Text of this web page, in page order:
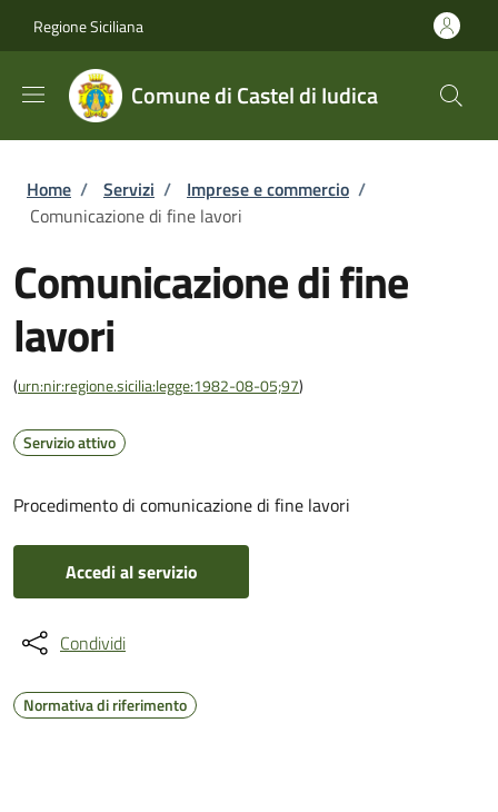
Regione Siciliana
Comune di Castel di Iudica
Briciole di pane
Home / Servizi / Imprese e commercio /
Comunicazione di fine lavori
Comunicazione di fine
lavori
(urn:nir:regione.sicilia:legge:1982-08-05;97)
Servizio attivo
Procedimento di comunicazione di fine lavori
Accedi al servizio
Condividi
Normativa di riferimento